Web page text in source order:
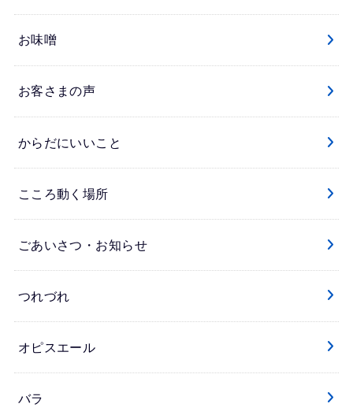
お味噌
お客さまの声
からだにいいこと
こころ動く場所
ごあいさつ・お知らせ
つれづれ
オピスエール
バラ